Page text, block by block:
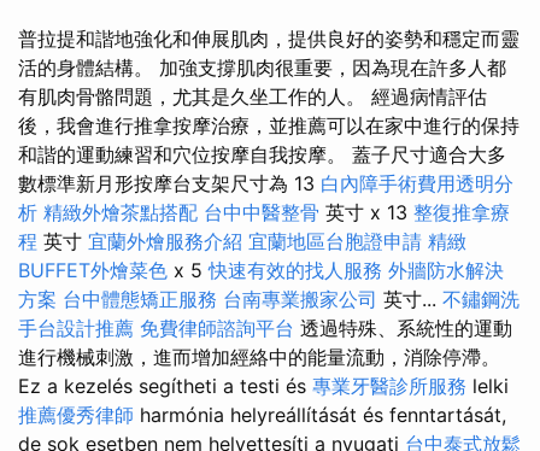
普拉提和諧地強化和伸展肌肉，提供良好的姿勢和穩定而靈
活的身體結構。 加強支撐肌肉很重要，因為現在許多人都
有肌肉骨骼問題，尤其是久坐工作的人。 經過病情評估
後，我會進行推拿按摩治療，並推薦可以在家中進行的保持
和諧的運動練習和穴位按摩自我按摩。 蓋子尺寸適合大多
數標準新月形按摩台支架尺寸為 13 白內障手術費用透明分
析 精緻外燴茶點搭配 台中中醫整骨 英寸 x 13 整復推拿療
程 英寸 宜蘭外燴服務介紹 宜蘭地區台胞證申請 精緻
BUFFET外燴菜色 x 5快速有效的找人服務 外牆防水解決
方案 台中體態矯正服務 台南專業搬家公司 英寸... 不鏽鋼洗
手台設計推薦 免費律師諮詢平台 透過特殊、系統性的運動
進行機械刺激，進而增加經絡中的能量流動，消除停滯。
Ez a kezelés segítheti a testi és 專業牙醫診所服務 lelki
推薦優秀律師 harmónia helyreállítását és fenntartását,
de sok esetben nem helyettesíti a nyugati 台中泰式放鬆